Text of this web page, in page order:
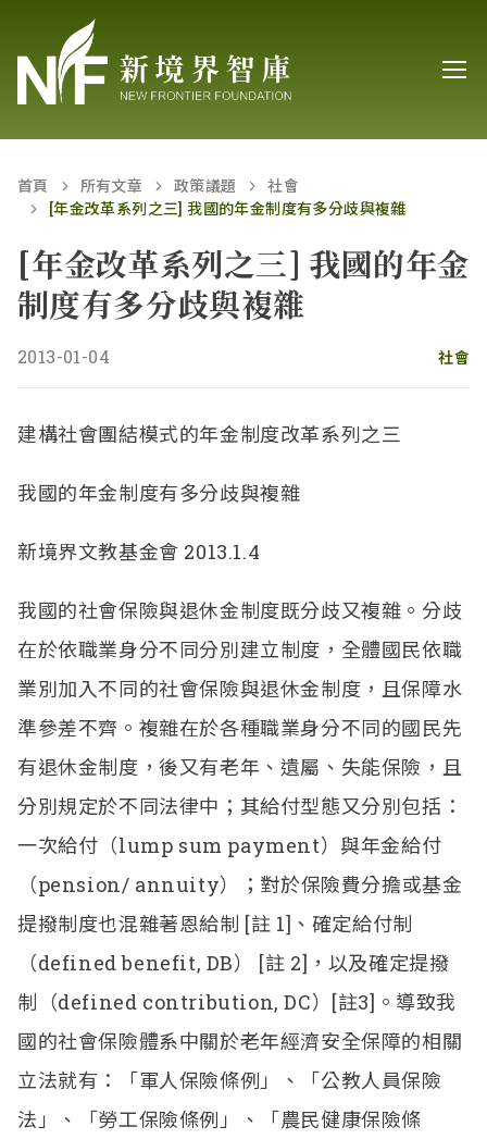
首頁 所有文章 政策議題
社會
[年金改革系列之三] 我國的年金制度有多分歧與複雜
[年金改革系列之三] 我國的年金
制度有多分歧與複雜
2013-01-04 社會
建構社會團結模式的年金制度改革系列之三
我國的年金制度有多分歧與複雜
新境界文教基金會 2013.1.4
我國的社會保險與退休金制度既分歧又複雜。分歧
在於依職業身分不同分別建立制度，全體國民依職
業別加入不同的社會保險與退休金制度，且保障水
準參差不齊。複雜在於各種職業身分不同的國民先
有退休金制度，後又有老年、遺屬、失能保險，且
分別規定於不同法律中；其給付型態又分別包括：
一次給付 （lump sum payment）與年金給付
（pension/ annuity）；對於保險費分擔或基金
提撥制度也混雜著恩給制 [註 1] 、確定給付制
（defined benefit, DB） [註 2] ，以及確定提撥
制（defined contribution, DC） [註3] 。導致我
國的社會保險體系中關於老年經濟安全保障的相關
立法就有：「軍人保險條例」、「公教人員保險
法」、「勞工保險條例」、「農民健康保險條